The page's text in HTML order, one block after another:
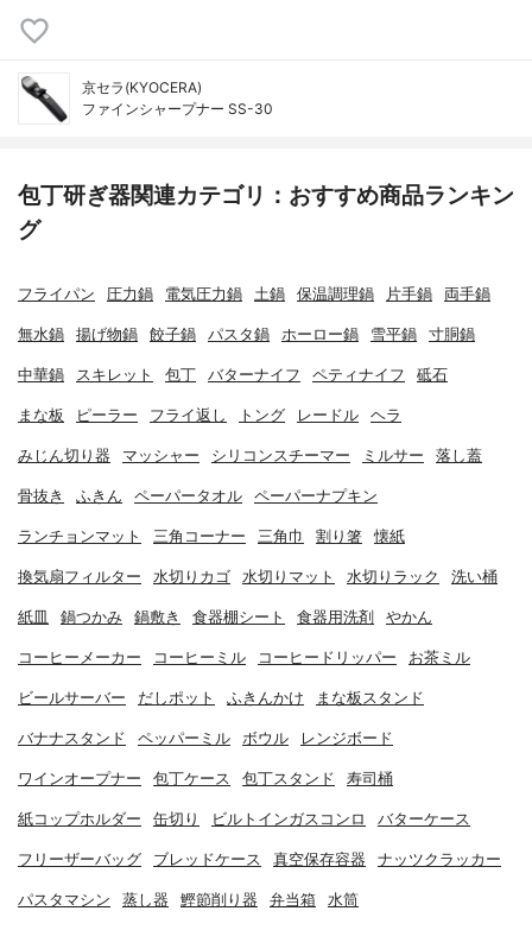
京セラ(KYOCERA)
ファインシャープナー SS-30
包丁研ぎ器関連カテゴリ：おすすめ商品ランキン
グ
フライパン 圧力鍋 電気圧力鍋 土鍋 保温調理鍋 片手鍋 両手鍋
無水鍋 揚げ物鍋 餃子鍋 パスタ鍋 ホーロー鍋 雪平鍋 寸胴鍋
中華鍋 スキレット 包丁 バターナイフ ペティナイフ 砥石
まな板 ピーラー フライ返し トング レードル ヘラ
みじん切り器 マッシャー シリコンスチーマー ミルサー 落し蓋
骨抜き ふきん ペーパータオル ペーパーナプキン
ランチョンマット 三角コーナー 三角巾 割り箸 懐紙
換気扇フィルター 水切りカゴ 水切りマット 水切りラック 洗い桶
紙皿 鍋つかみ 鍋敷き 食器棚シート 食器用洗剤 やかん
コーヒーメーカー コーヒーミル コーヒードリッパー お茶ミル
ビールサーバー だしポット ふきんかけ まな板スタンド
バナナスタンド ペッパーミル ボウル レンジボード
ワインオープナー 包丁ケース 包丁スタンド 寿司桶
紙コップホルダー 缶切り ビルトインガスコンロ バターケース
フリーザーバッグ ブレッドケース 真空保存容器 ナッツクラッカー
パスタマシン 蒸し器 鰹節削り器 弁当箱 水筒